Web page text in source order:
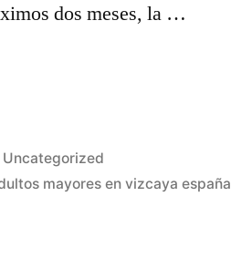
dos meses, la …
Publicado
en
Uncategorized
mayores en vizcaya españa